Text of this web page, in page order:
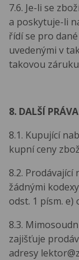
7.6. Je-li se
a poskytuje-li
řídí se pro
uvedenými v
takovou
8. DALŠÍ
8.1. Kupující
kupní ceny
8.2.
žádnými
odst. 1 písm.
8.3.
zajišťuje
adresy